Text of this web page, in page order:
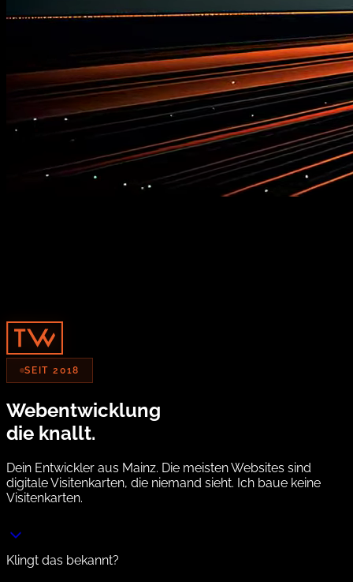
SEIT 2018
Webentwicklung
die knallt.
Dein Entwickler aus Mainz. Die meisten Websites sind
digitale Visitenkarten, die niemand sieht. Ich baue keine
Visitenkarten.
Klingt das bekannt?